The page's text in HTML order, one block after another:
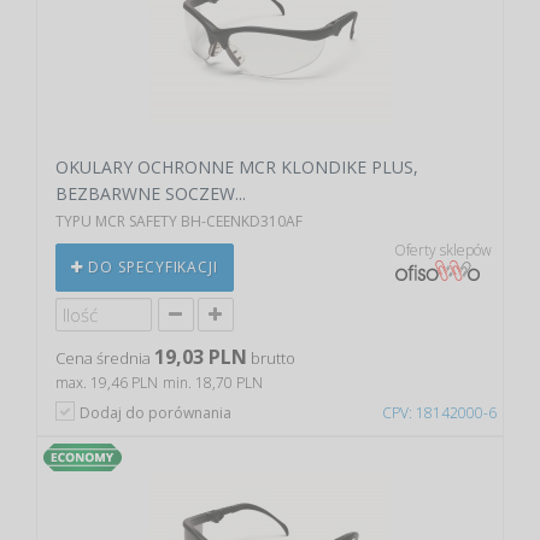
CPV: 18142000-6
OKULARY OCHRONNE MCR KLONDIKE PLUS,
BEZBARWNE SOCZEW...
TYPU MCR SAFETY BH-CEENKD310AF
DO SPECYFIKACJI
Oferty sklepów
Cena średnia 19,03 PLN brutto
max. 19,46 PLN min. 18,70 PLN
Dodaj do porównania